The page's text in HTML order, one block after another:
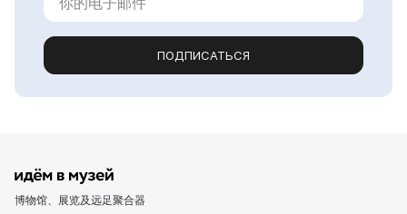
ПОДПИСАТЬСЯ
博物馆、展览及远足聚合器